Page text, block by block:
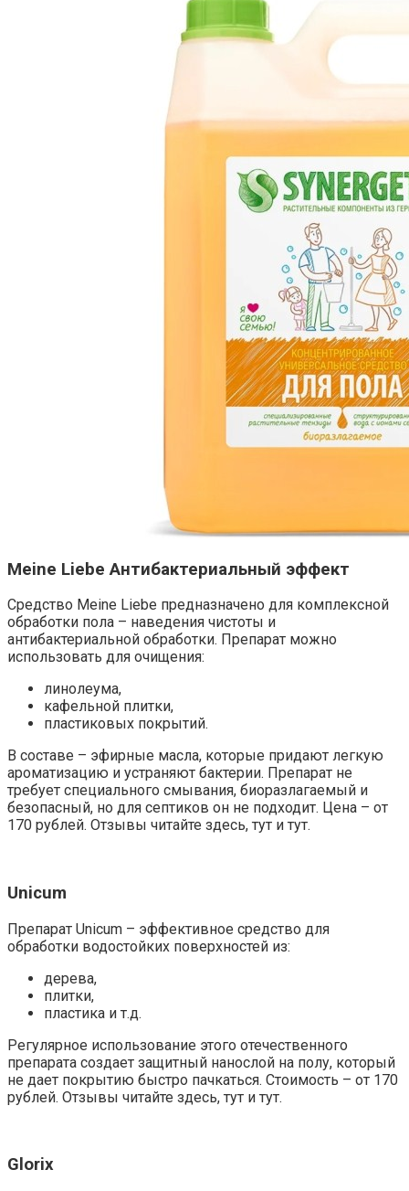
Meine Liebe Антибактериальный эффект
Средство Meine Liebe предназначено для комплексной
обработки пола – наведения чистоты и
антибактериальной обработки. Препарат можно
использовать для очищения:
линолеума,
кафельной плитки,
пластиковых покрытий.
В составе – эфирные масла, которые придают легкую
ароматизацию и устраняют бактерии. Препарат не
требует специального смывания, биоразлагаемый и
безопасный, но для септиков он не подходит. Цена – от
170 рублей. Отзывы читайте здесь, тут и тут.
Unicum
Препарат Unicum – эффективное средство для
обработки водостойких поверхностей из:
дерева,
плитки,
пластика и т.д.
Регулярное использование этого отечественного
препарата создает защитный нанослой на полу, который
не дает покрытию быстро пачкаться. Стоимость – от 170
рублей. Отзывы читайте здесь, тут и тут.
Glorix